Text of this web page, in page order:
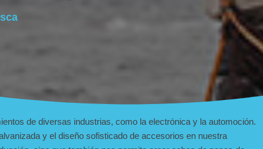
de diversas industrias, como la electrónica y la automoción.
y el diseño sofisticado de accesorios en nuestra